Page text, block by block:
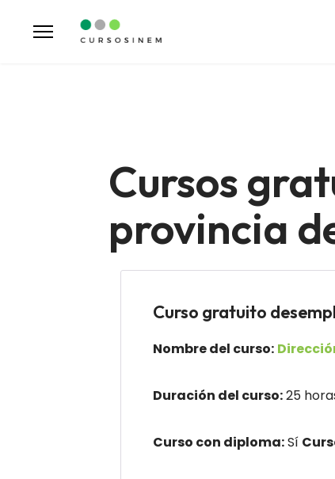
Cursos
provincia
Curso gratuito
Nombre del curso:
Duración del curso:25
Curso con diploma:Sí